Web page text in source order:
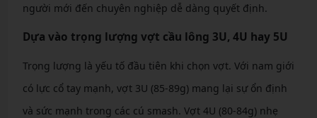
người mới đến chuyên nghiệp dễ dàng quyết định.
Dựa vào trọng lượng vợt cầu lông 3U, 4U hay 5U
Trọng lượng là yếu tố đầu tiên khi chọn vợt. Với nam giới
có lực cổ tay mạnh, vợt 3U (85-89g) mang lại sự ổn định
và sức mạnh trong các cú smash. Vợt 4U (80-84g) nhẹ